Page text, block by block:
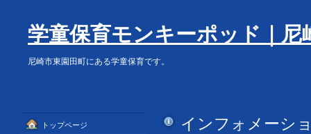
学童保育モンキーポッド｜尼
尼崎市東園田町にある学童保育です。
インフォメーシ
トップページ